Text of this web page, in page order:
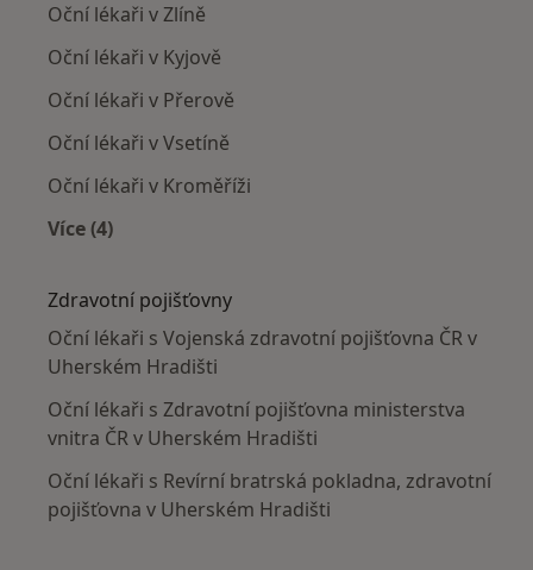
Oční lékaři v Zlíně
Oční lékaři v Kyjově
Oční lékaři v Přerově
Oční lékaři v Vsetíně
Oční lékaři v Kroměříži
Více (4)
Zdravotní pojišťovny
Oční lékaři s Vojenská zdravotní pojišťovna ČR v
Uherském Hradišti
Oční lékaři s Zdravotní pojišťovna ministerstva
vnitra ČR v Uherském Hradišti
Oční lékaři s Revírní bratrská pokladna, zdravotní
pojišťovna v Uherském Hradišti